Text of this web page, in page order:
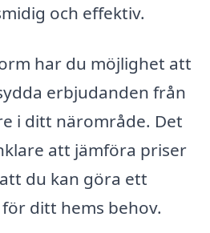
och effektiv.
har du möjlighet att
erbjudanden från
i ditt närområde. Det
att jämföra priser
du kan göra ett
ditt hems behov.